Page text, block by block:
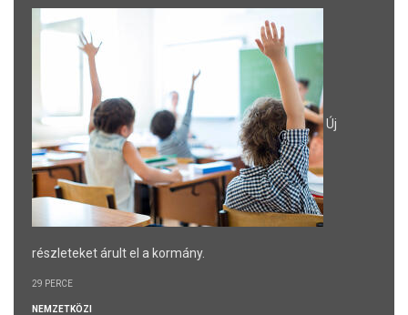
Új
részleteket árult el a kormány.
29 PERCE
NEMZETKÖZI